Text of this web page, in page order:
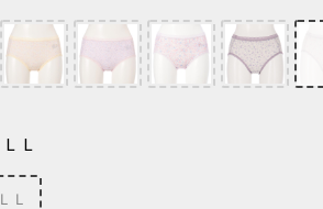
ＬＬ
ＬＬ